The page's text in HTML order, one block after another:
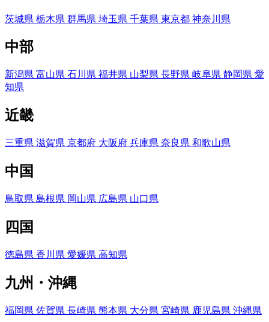
茨城県 栃木県 群馬県 埼玉県 千葉県 東京都 神奈川県
中部
新潟県 富山県 石川県 福井県 山梨県 長野県 岐阜県 静岡県 愛
知県
近畿
三重県 滋賀県 京都府 大阪府 兵庫県 奈良県 和歌山県
中国
鳥取県 島根県 岡山県 広島県 山口県
四国
徳島県 香川県 愛媛県 高知県
九州・沖縄
福岡県 佐賀県 長崎県 熊本県 大分県 宮崎県 鹿児島県 沖縄県